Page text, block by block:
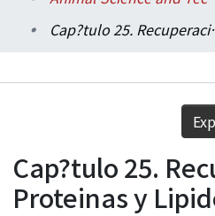
Research Outputs
Statistics
Cap?tulo
Cap?tulo 25.
Proteinas y